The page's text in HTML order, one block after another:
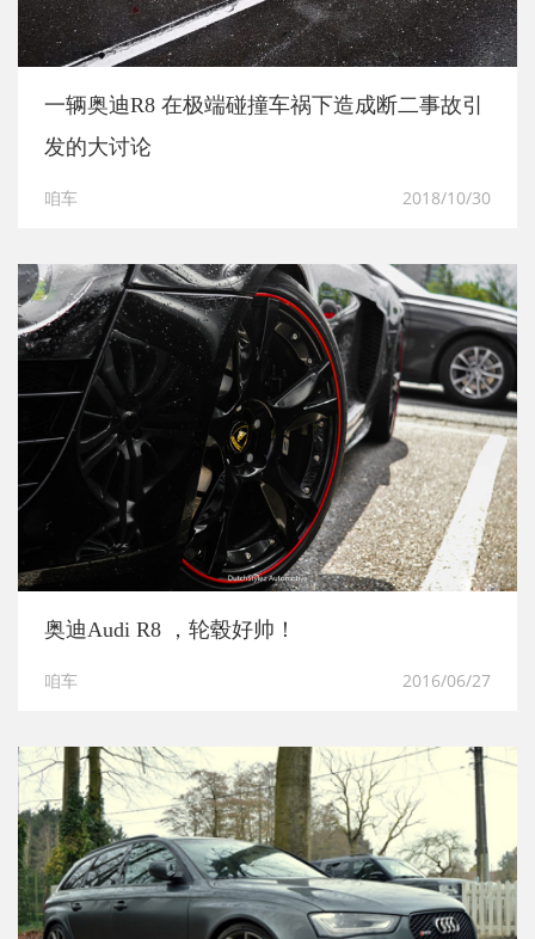
一辆奥迪R8 在极端碰撞车祸下造成断二事故引
发的大讨论
咱车 2018/10/30
奥迪Audi R8 ，轮毂好帅！
咱车 2016/06/27